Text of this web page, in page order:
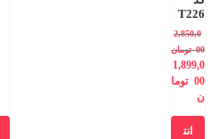
T226
2,850,0
00 تومان
1,899,0
00 توما
ن
انت